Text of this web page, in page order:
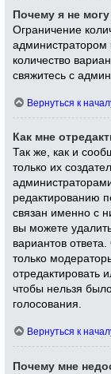
Почему я не
Ограничение
количество
свяжитесь с
Вернуться к
Как мне
Так же, как и
только их
редактированию
связан именно с
вы можете
вариантов
только
отредактировать
чтобы нельзя
голосования.
Вернуться к
Почему мне